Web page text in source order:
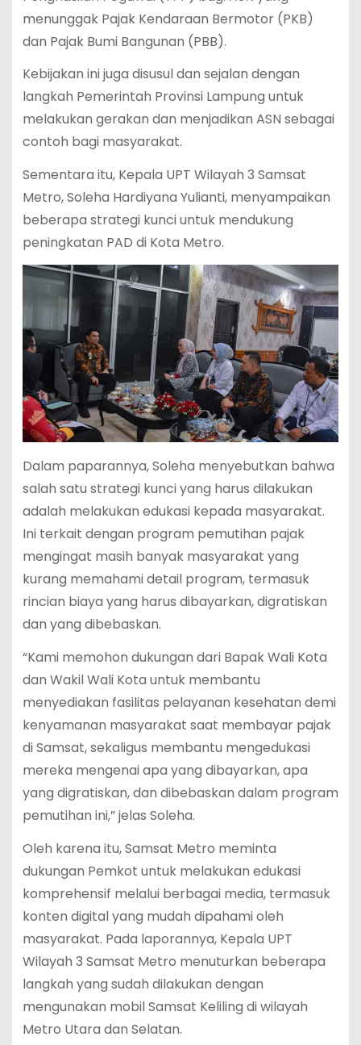
menunggak Pajak Kendaraan Bermotor (PKB)
dan Pajak Bumi Bangunan (PBB).
Kebijakan ini juga disusul dan sejalan dengan
langkah Pemerintah Provinsi Lampung untuk
melakukan gerakan dan menjadikan ASN sebagai
contoh bagi masyarakat.
Sementara itu, Kepala UPT Wilayah 3 Samsat
Metro, Soleha Hardiyana Yulianti, menyampaikan
beberapa strategi kunci untuk mendukung
peningkatan PAD di Kota Metro.
Dalam paparannya, Soleha menyebutkan bahwa
salah satu strategi kunci yang harus dilakukan
adalah melakukan edukasi kepada masyarakat.
Ini terkait dengan program pemutihan pajak
mengingat masih banyak masyarakat yang
kurang memahami detail program, termasuk
rincian biaya yang harus dibayarkan, digratiskan
dan yang dibebaskan.
“Kami memohon dukungan dari Bapak Wali Kota
dan Wakil Wali Kota untuk membantu
menyediakan fasilitas pelayanan kesehatan demi
kenyamanan masyarakat saat membayar pajak
di Samsat, sekaligus membantu mengedukasi
mereka mengenai apa yang dibayarkan, apa
yang digratiskan, dan dibebaskan dalam program
pemutihan ini,” jelas Soleha.
Oleh karena itu, Samsat Metro meminta
dukungan Pemkot untuk melakukan edukasi
komprehensif melalui berbagai media, termasuk
konten digital yang mudah dipahami oleh
masyarakat. Pada laporannya, Kepala UPT
Wilayah 3 Samsat Metro menuturkan beberapa
langkah yang sudah dilakukan dengan
mengunakan mobil Samsat Keliling di wilayah
Metro Utara dan Selatan.